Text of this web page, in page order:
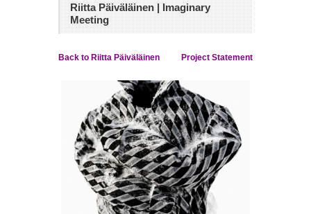
Riitta Päiväläinen | Imaginary
Meeting
Project Statement
Back to Riitta Päiväläinen